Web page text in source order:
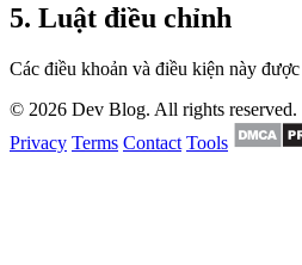
5. Luật điều chỉnh
Các điều khoản và điều kiện này
© 2026 Dev Blog. All rights reserved.
Privacy Terms Contact Tools